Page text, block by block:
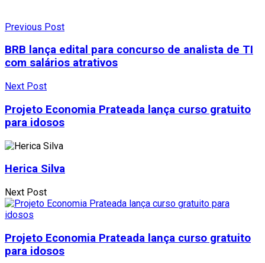
Previous Post
BRB lança edital para concurso de analista de TI
com salários atrativos
Next Post
Projeto Economia Prateada lança curso gratuito
para idosos
Herica Silva
Next Post
Projeto Economia Prateada lança curso gratuito
para idosos